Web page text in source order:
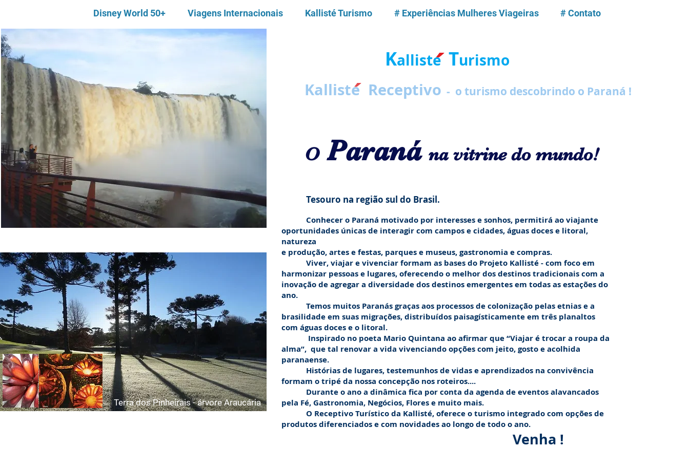
Disney World 50+ Viagens Internacionais Kallisté Turismo # Experiências Mulheres Viageiras # Contato
Terra dos Pinheirais - árvore Araucária
Kalliste Receptivo - o turismo descobrindo o Paraná !
Kalliste Turismo
´
´
OParaná na vitrine do mundo!
Tesouro na região sul do Brasil.
Conhecer o Paraná motivado por interesses e sonhos, permitirá ao viajante
oportunidades únicas de interagir com campos e cidades, águas doces e litoral,
natureza
e produção, artes e festas, parques e museus, gastronomia e compras.
Viver, viajar e vivenciarformam as bases do Projeto Kallisté- com foco em
harmonizar pessoas e lugares, oferecendo o melhor dos destinos tradicionais com a
inovação de agregar a diversidade dos destinos emergentes em todas as estações do
ano.
Temos muitos Paranás graças aos processos de colonização pelas etnias e a
brasilidade em suas migrações, distribuídos paisagísticamente em três planaltos
com águas doces e o litoral.
Inspirado no poeta Mario Quintana ao afirmar que “Viajar é trocar a roupa da
alma”, que tal renovar a vida vivenciando opções com jeito, gosto e acolhida
paranaense.
Histórias de lugares, testemunhos de vidas e aprendizados na convivência
formam o tripé da nossa concepção nos roteiros....
Durante o ano a dinâmica fica por conta da agenda de eventos alavancados
pela Fé, Gastronomia, Negócios, Flores e muito mais.
O Receptivo Turístico da Kallisté, oferece o turismo integrado com opções de
produtos diferenciados e com novidades ao longo de todo o ano.
Venha !